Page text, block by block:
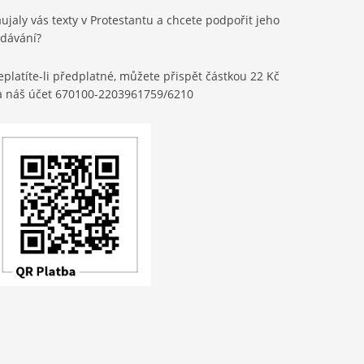
vás texty v Protestantu a chcete podpořit jeho
li předplatné, můžete přispět částkou 22 Kč
náš účet 670100-2203961759/6210